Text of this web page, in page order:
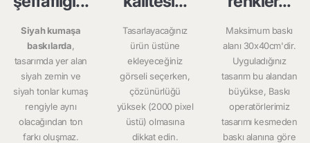
Siyah kumaşa
baskılarda,
tasarımda yer alan
siyah zemin ve
siyah tonlar kumaş
rengiyle aynı
olacağından ton
farkı oluşmaz.
Tasarlayacağınız
ürün üstüne
ekleyeceğiniz
görseli seçerken,
çözünürlüğü
yüksek (2000 pixel
üstü) olmasına
dikkat edin.
Maksimum baskı
alanı 30x40cm'dir.
Uyguladığınız
tasarım bu alandan
büyükse, Baskı
operatörlerimiz
tasarımı kesmeden
baskı alanına göre